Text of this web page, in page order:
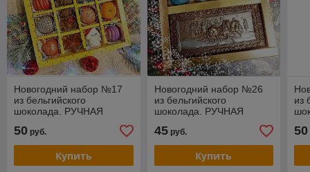
Новогодний набор №17
из бельгийского
шоколада. РУЧНАЯ
50 руб.
Купить
Новогодний набор №26
из бельгийского
шоколада. РУЧНАЯ
45руб.
Купить
из
50